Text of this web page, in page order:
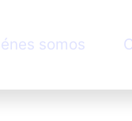
somos